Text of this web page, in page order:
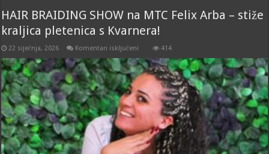
HAIR BRAIDING SHOW na MTC Felix Arba – stiže
kraljica pletenica s Kvarnera!
22 siječnja, 2026 Komentari isključeni
BRAIDING
SHOW
na
MTC
Felix
Arba
–
kraljica
pletenica
s
Kvarnera!
414